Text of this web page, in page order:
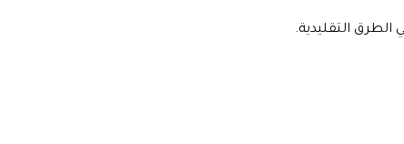
التقليدية.